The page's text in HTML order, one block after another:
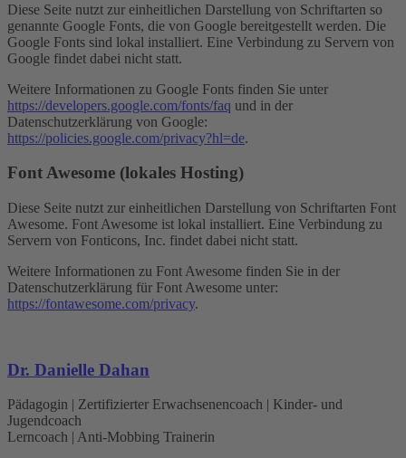
Diese Seite nutzt zur einheitlichen Darstellung von Schriftarten so
genannte Google Fonts, die von Google bereitgestellt werden. Die
Google Fonts sind lokal installiert. Eine Verbindung zu Servern von
Google findet dabei nicht statt.
Weitere Informationen zu Google Fonts finden Sie unter
https://developers.google.com/fonts/faq und in der
Datenschutzerklärung von Google:
https://policies.google.com/privacy?hl=de.
Font Awesome (lokales Hosting)
Diese Seite nutzt zur einheitlichen Darstellung von Schriftarten Font
Awesome. Font Awesome ist lokal installiert. Eine Verbindung zu
Servern von Fonticons, Inc. findet dabei nicht statt.
Weitere Informationen zu Font Awesome finden Sie in der
Datenschutzerklärung für Font Awesome unter:
https://fontawesome.com/privacy.
Dr. Danielle Dahan
Pädagogin | Zertifizierter Erwachsenencoach | Kinder- und
Jugendcoach
Lerncoach | Anti-Mobbing Trainerin